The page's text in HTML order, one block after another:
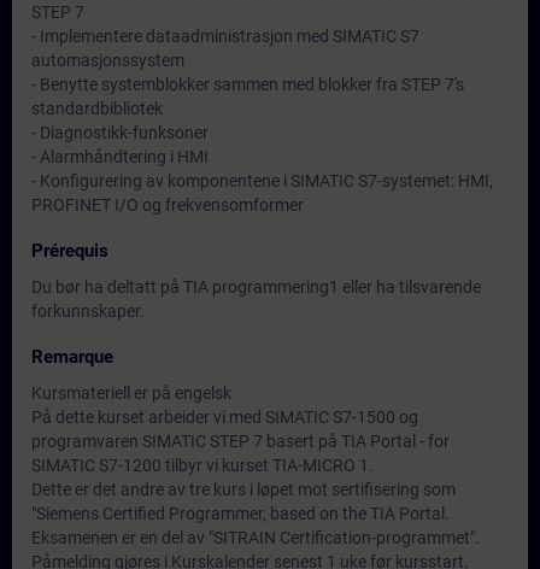
STEP 7
- Implementere dataadministrasjon med SIMATIC S7
automasjonssystem
- Benytte systemblokker sammen med blokker fra STEP 7's
standardbibliotek
- Diagnostikk-funksoner
- Alarmhåndtering i HMI
- Konfigurering av komponentene i SIMATIC S7-systemet: HMI,
PROFINET I/O og frekvensomformer
Prérequis
Du bør ha deltatt på TIA programmering1 eller ha tilsvarende
forkunnskaper.
Remarque
Kursmateriell er på engelsk
På dette kurset arbeider vi med SIMATIC S7-1500 og
programvaren SIMATIC STEP 7 basert på TIA Portal - for
SIMATIC S7-1200 tilbyr vi kurset TIA-MICRO 1.
Dette er det andre av tre kurs i løpet mot sertifisering som
"Siemens Certified Programmer, based on the TIA Portal.
Eksamenen er en del av "SITRAIN Certification-programmet".
Påmelding gjøres i Kurskalender senest 1 uke før kursstart.